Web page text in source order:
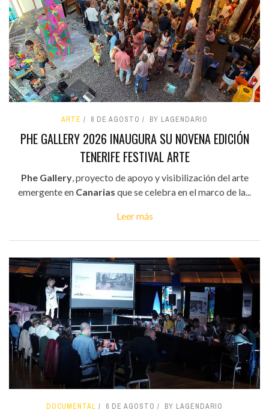
ARTE 8 DE AGOSTO BY LAGENDARIO
PHE GALLERY 2026 INAUGURA SU NOVENA EDICIÓN
TENERIFE FESTIVAL ARTE
Phe Gallery, proyecto de apoyo y visibilización del arte
emergente en Canarias que se celebra en el marco de la...
Leer más
DOCUMENTAL 6 DE AGOSTO BY LAGENDARIO